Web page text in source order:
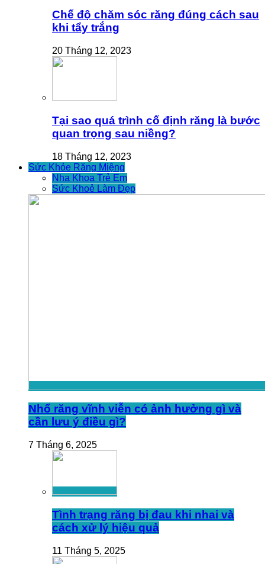
Chế độ chăm sóc răng đúng cách sau
khi tẩy trắng
20 Tháng 12, 2023
Tại sao quá trình cố định răng là bước
quan trọng sau niềng?
18 Tháng 12, 2023
Sức Khỏe Răng Miệng
Nha Khoa Trẻ Em
Sức Khoẻ Làm Đẹp
Nhổ răng vĩnh viễn có ảnh hưởng gì và
cần lưu ý điều gì?
7 Tháng 6, 2025
Tình trạng răng bị đau khi nhai và
cách xử lý hiệu quả
11 Tháng 5, 2025